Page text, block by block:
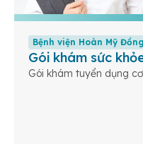
Bệnh viện Hoàn Mỹ
Gói khám sức
Gói khám tuyển dụng